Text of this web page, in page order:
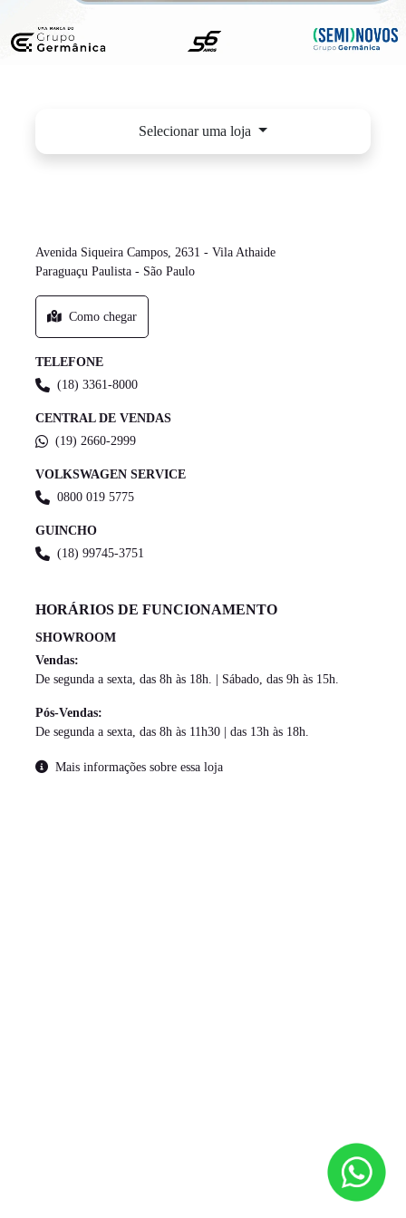
Selecionar uma loja
Avenida Siqueira Campos, 2631 - Vila Athaide
Paraguaçu Paulista - São Paulo
Como chegar
TELEFONE
(18) 3361-8000
CENTRAL DE VENDAS
(19) 2660-2999
VOLKSWAGEN SERVICE
0800 019 5775
GUINCHO
(18) 99745-3751
HORÁRIOS DE FUNCIONAMENTO
SHOWROOM
Vendas:
De segunda a sexta, das 8h às 18h. | Sábado, das 9h às 15h.
Pós-Vendas:
De segunda a sexta, das 8h às 11h30 | das 13h às 18h.
Mais informações sobre essa loja